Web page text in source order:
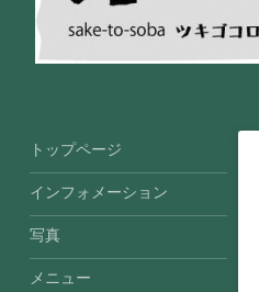
トップページ
インフォメーション
写真
メニュー